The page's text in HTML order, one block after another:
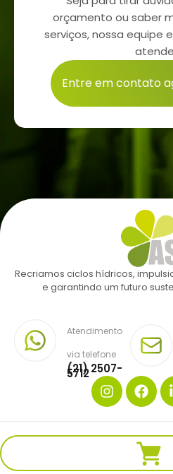
orçamento ou saber
serviços, nossa equipe
Entre em contato
Recriamos ciclos hídricos,
e garantindo um futuro
Atendimento
via telefone
(21) 2507-
5712
Copyright © AST AMBIENTE.
Desenvolvido por